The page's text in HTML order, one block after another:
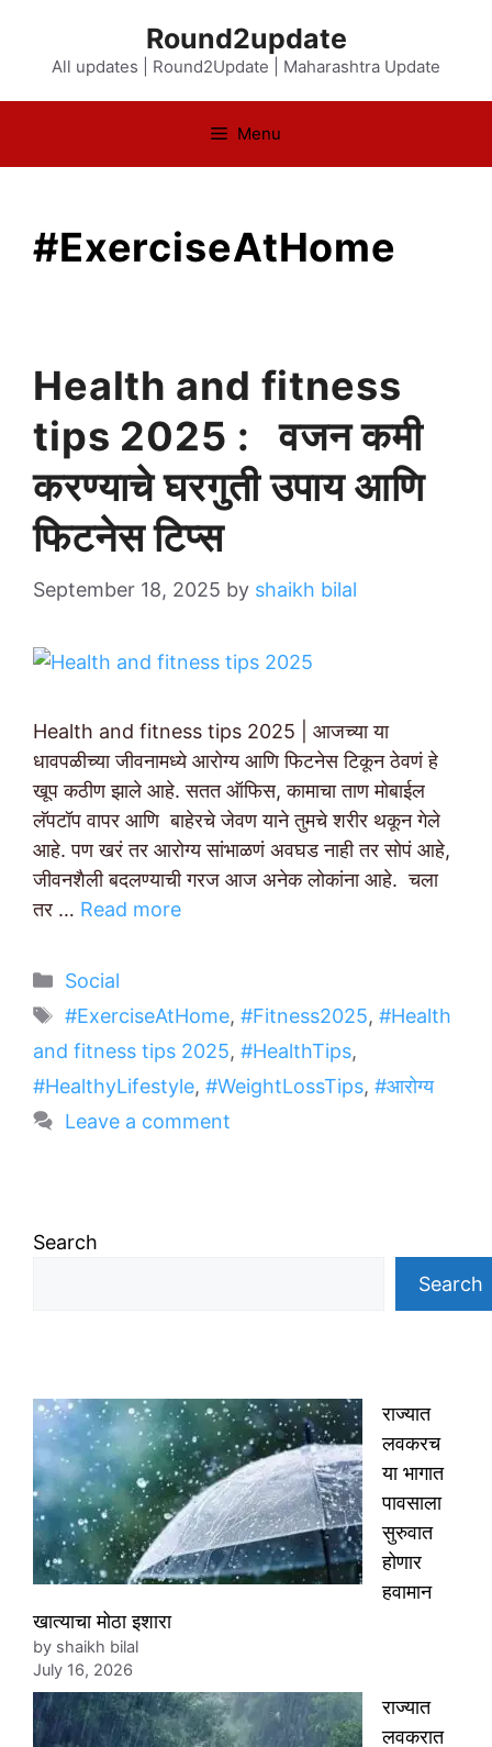
content
Round2update
All updates | Round2Update | Maharashtra Update
Menu
#ExerciseAtHome
Health and fitness
tips 2025 : वजन कमी
करण्याचे घरगुती उपाय आणि
फिटनेस टिप्स
September 18, 2025 by shaikh bilal
Health and fitness tips 2025 | आजच्या या
धावपळीच्या जीवनामध्ये आरोग्य आणि फिटनेस टिकून ठेवणं हे
खूप कठीण झाले आहे. सतत ऑफिस, कामाचा ताण मोबाईल
लॅपटॉप वापर आणि बाहेरचे जेवण याने तुमचे शरीर थकून गेले
आहे. पण खरं तर आरोग्य सांभाळणं अवघड नाही तर सोपं आहे,
जीवनशैली बदलण्याची गरज आज अनेक लोकांना आहे. चला
तर … Read more
Categories
Social
Tags
#ExerciseAtHome, #Fitness2025, #Health
and fitness tips 2025, #HealthTips,
#HealthyLifestyle, #WeightLossTips, #आरोग्य
Leave a comment
Search
Search
राज्यात
लवकरच
या भागात
पावसाला
सुरुवात
होणार
हवामान
खात्याचा मोठा इशारा
by shaikh bilal
July 16, 2026
राज्यात
लवकरात